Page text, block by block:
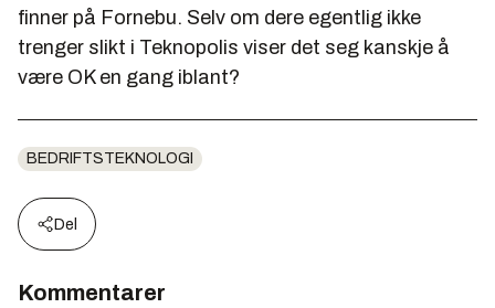
finner på Fornebu. Selv om dere egentlig ikke
trenger slikt i Teknopolis viser det seg kanskje å
være OK en gang iblant?
BEDRIFTSTEKNOLOGI
Del
Kommentarer